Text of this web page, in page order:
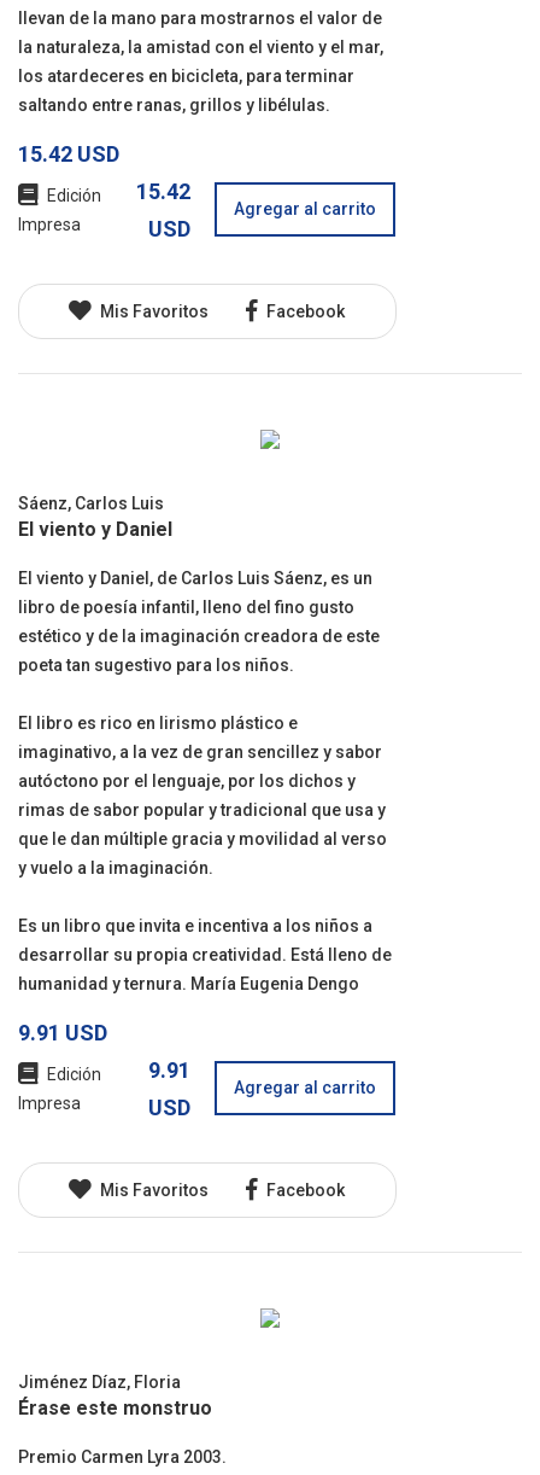
llevan de la mano para mostrarnos el valor de
la naturaleza, la amistad con el viento y el mar,
los atardeceres en bicicleta, para terminar
saltando entre ranas, grillos y libélulas.
15.42 USD
Edición
Impresa
15.42
USD
Agregar al carrito
Mis Favoritos Facebook
Sáenz, Carlos Luis
El viento y Daniel
El viento y Daniel, de Carlos Luis Sáenz, es un
libro de poesía infantil, lleno del fino gusto
estético y de la imaginación creadora de este
poeta tan sugestivo para los niños.
El libro es rico en lirismo plástico e
imaginativo, a la vez de gran sencillez y sabor
autóctono por el lenguaje, por los dichos y
rimas de sabor popular y tradicional que usa y
que le dan múltiple gracia y movilidad al verso
y vuelo a la imaginación.
Es un libro que invita e incentiva a los niños a
desarrollar su propia creatividad. Está lleno de
humanidad y ternura. María Eugenia Dengo
9.91 USD
Edición
Impresa
9.91
USD
Agregar al carrito
Mis Favoritos Facebook
Jiménez Díaz, Floria
Érase este monstruo
Premio Carmen Lyra 2003.